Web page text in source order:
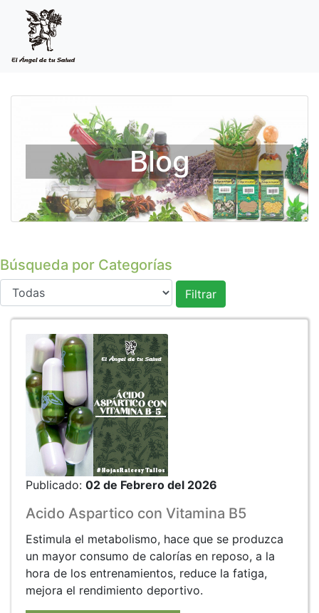
Blog
Búsqueda por Categorías
Filtrar
Publicado: 02 de Febrero del 2026
Acido Aspartico con Vitamina B5
Estimula el metabolismo, hace que se produzca
un mayor consumo de calorías en reposo, a la
hora de los entrenamientos, reduce la fatiga,
mejora el rendimiento deportivo.